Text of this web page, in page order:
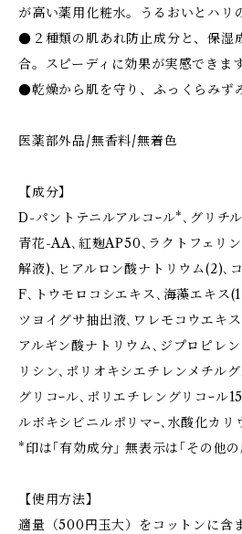
が高い薬用化粧水。うるおいとハリ
●２種類の肌あれ防止成分と、保湿
合。スピーディに効果が実感できます
●乾燥から肌を守り、ふっくらみず
医薬部外品/無香料/無着色
【成分】
D-パントテニルアルコｰル*､グリチ
青花-AA､紅麹AP50､ラクトフェリ
解液)､ヒアルロン酸ナトリウム(2)､
F､トウモロコシエキス､海藻エキス
ツヨイグサ抽出液､ワレモコウエキ
アルギン酸ナトリウム､ジプロピレ
リシン､ポリオキシエチレンメチル
グリコｰル､ポリエチレングリコｰル
ルボキシビニルポリマｰ､水酸化カリ
*印は｢有効成分｣ 無表示は｢その他の
【使用方法】
適量（500円玉大）をコットンに含